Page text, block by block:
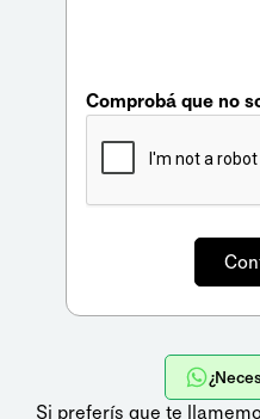
Comprobá que no
Si preferís que te